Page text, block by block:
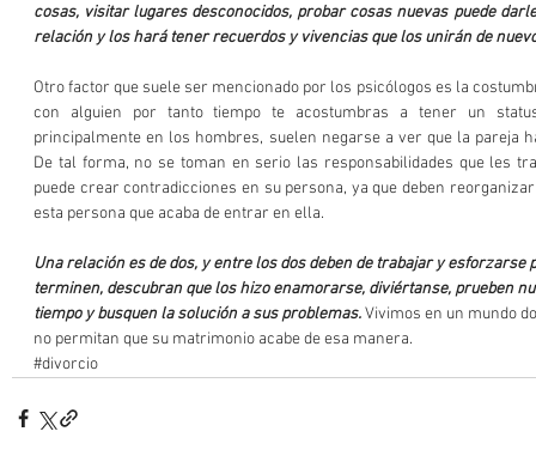
cosas, visitar lugares desconocidos, probar cosas nuevas puede
relación y los hará tener recuerdos y vivencias que los unirán de
Otro factor que suele ser mencionado por los psicólogos es la
con alguien por tanto tiempo te acostumbras a tener un
principalmente en los hombres, suelen negarse a ver que la pareja
De tal forma, no se toman en serio las responsabilidades que les
puede crear contradicciones en su persona, ya que deben
esta persona que acaba de entrar en ella.
Una relación es de dos, y entre los dos deben de trabajar y esforzarse
terminen, descubran que los hizo enamorarse, diviértanse, prueben
tiempo y busquen la solución a sus problemas. Vivimos en un mundo
no permitan que su matrimonio acabe de esa manera.
#divorcio